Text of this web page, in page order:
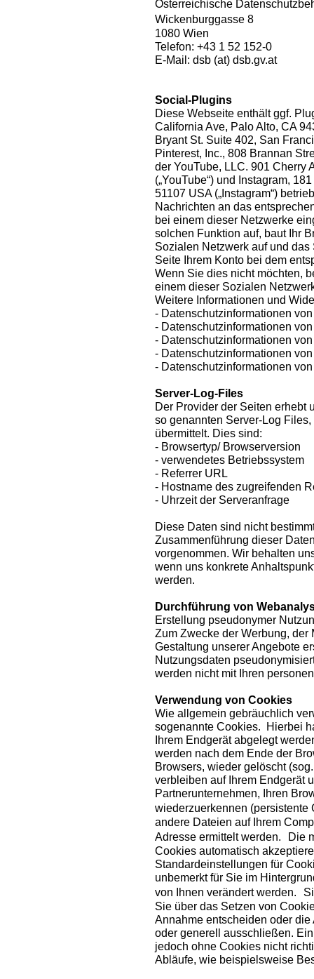
Österreichische
Wickenburggasse 8
1080 Wien
Telefon: +43 1 52 152-0
E-Mail: dsb (at) dsb.gv.at
Social-Plugins
Diese Webseite enthält ggf.
California Ave, Palo Alto, CA
Bryant St. Suite 402, San
Pinterest, Inc., 808 Brannan
der YouTube, LLC. 901 Cherry
(„YouTube“) und Instagram,
51107 USA („Instagram“)
Nachrichten an das
bei einem dieser Netzwerke
solchen Funktion auf, baut Ihr
Sozialen Netzwerk auf und
Seite Ihrem Konto bei dem
Wenn Sie dies nicht möchten,
einem dieser Sozialen
Weitere Informationen und
- Datenschutzinformationen
- Datenschutzinformationen
- Datenschutzinformationen
- Datenschutzinformationen
- Datenschutzinformationen
Server-Log-Files
Der Provider der Seiten erhebt
so genannten Server-Log
übermittelt. Dies sind:
- Browsertyp/ Browserversion
- verwendetes Betriebssystem
- Referrer URL
- Hostname des zugreifenden
- Uhrzeit der Serveranfrage
Diese Daten sind nicht
Zusammenführung dieser
vorgenommen. Wir behalten
wenn uns konkrete
werden.
Durchführung von
Erstellung pseudonymer
Zum Zwecke der Werbung, der
Gestaltung unserer Angebote
Nutzungsdaten
werden nicht mit Ihren
Verwendung von Cookies
Wie allgemein gebräuchlich
sogenannte Cookies. Hierbei
Ihrem Endgerät abgelegt
werden nach dem Ende der
Browsers, wieder gelöscht
verbleiben auf Ihrem Endgerät
Partnerunternehmen, Ihren
wiederzuerkennen
andere Dateien auf Ihrem
Adresse ermittelt werden. Die
Cookies automatisch
Standardeinstellungen für
unbemerkt für Sie im
von Ihnen verändert werden.
Sie über das Setzen von
Annahme entscheiden oder
oder generell ausschließen.
jedoch ohne Cookies nicht
Abläufe, wie beispielsweise